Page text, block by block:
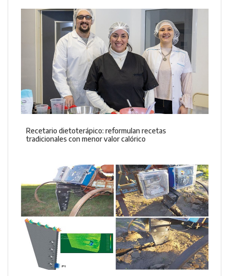
Recetario dietoterápico: reformulan recetas
tradicionales con menor valor calórico